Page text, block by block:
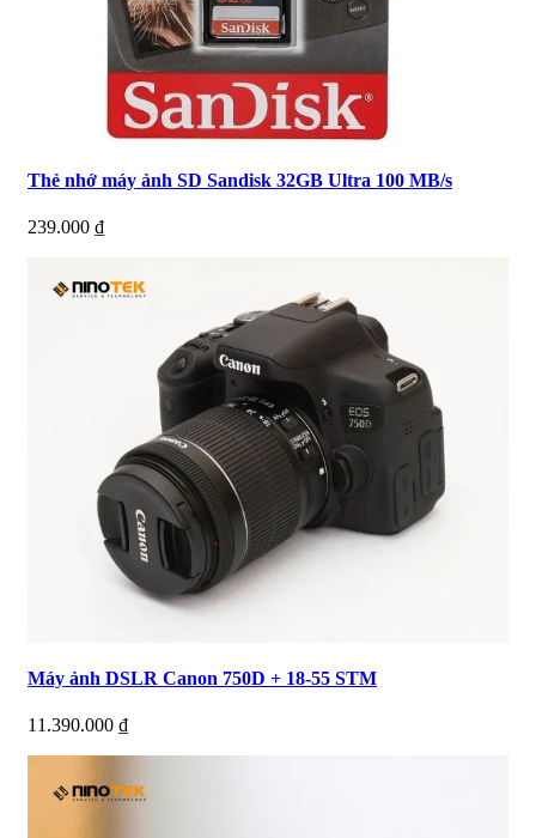
Thẻ nhớ máy ảnh SD Sandisk 32GB Ultra 100 MB/s
239.000 ₫
Máy ảnh DSLR Canon 750D + 18-55 STM
11.390.000 ₫